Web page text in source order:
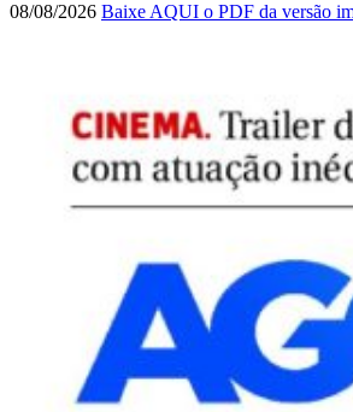
08/08/2026 Baixe AQUI o PDF da versão